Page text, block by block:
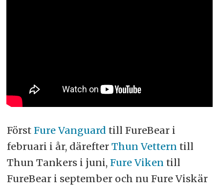
Först Fure Vanguard till FureBear i
februari i år, därefter Thun Vettern till
Thun Tankers i juni, Fure Viken till
FureBear i september och nu Fure Viskär